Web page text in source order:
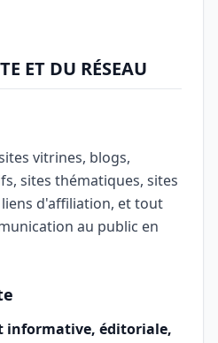
ET DU RÉSEAU
vitrines, blogs,
sites thématiques, sites
d'affiliation, et tout
au public en
informative, éditoriale,